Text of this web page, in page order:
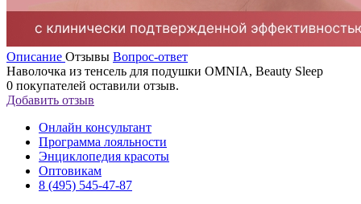
Описание Отзывы Вопрос-ответ
Наволочка из тенсель для подушки OMNIA, Beauty Sleep
0 покупателей оставили отзыв.
Добавить отзыв
Онлайн консультант
Программа лояльности
Энциклопедия красоты
Оптовикам
8 (495) 545-47-87